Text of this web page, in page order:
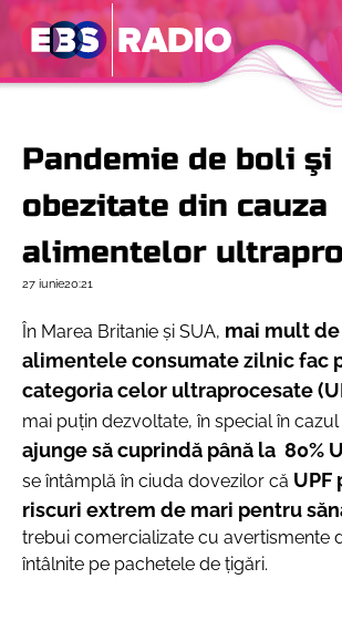
Pandemie de boli şi
obezitate din cauza
alimentelor
27 iunie20:21
În Marea Britanie și SUA, mai mult
alimentele consumate zilnic fac
categoria celor ultraprocesate
mai puţin dezvoltate, în special în cazul
ajunge să cuprindă până la 80%
se întâmplă în ciuda dovezilor că UPF
riscuri extrem de mari pentru
trebui comercializate cu avertismente
întâlnite pe pachetele de ţigări.